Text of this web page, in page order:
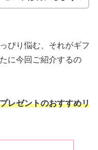
ぴり悩む、それがギフ
に今回ご紹介するの
レゼントのおすすめリ